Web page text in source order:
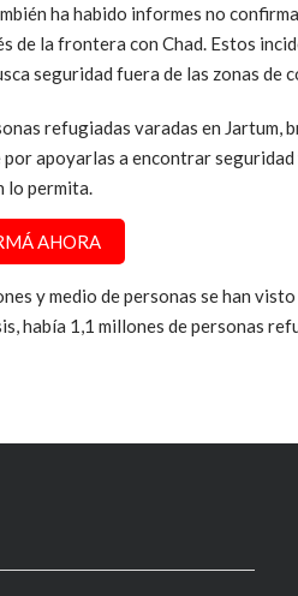
ha habido informes no
de la frontera con Chad. Estos
seguridad fuera de las zonas de
refugiadas varadas en Jartum,
apoyarlas a encontrar seguridad
lo permita.
AHORA
y medio de personas se han
había 1,1 millones de personas